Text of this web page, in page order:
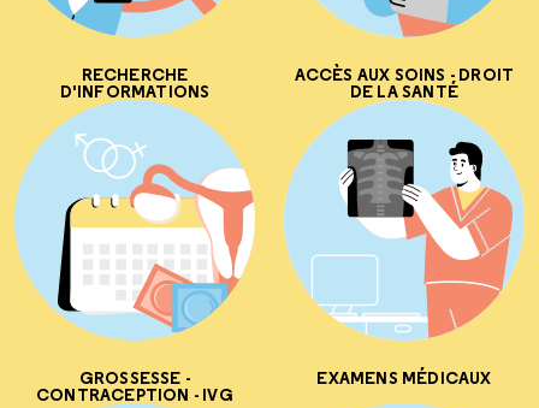
RECHERCHE
D'INFORMATIONS
ACCÈS AUX SOINS - DROIT
DE LA SANTÉ
GROSSESSE -
CONTRACEPTION - IVG
EXAMENS MÉDICAUX